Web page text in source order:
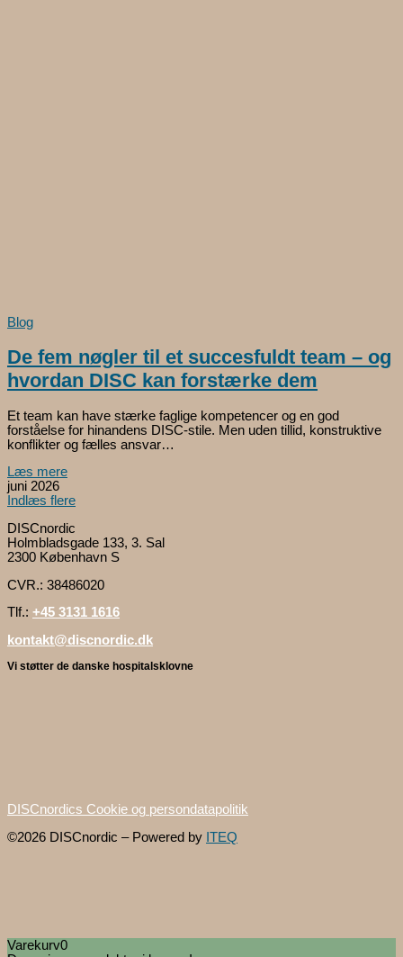
Blog
De fem nøgler til et succesfuldt team – og
hvordan DISC kan forstærke dem
Et team kan have stærke faglige kompetencer og en god
forståelse for hinandens DISC-stile. Men uden tillid, konstruktive
konflikter og fælles ansvar…
Læs mere
juni 2026
Indlæs flere
DISCnordic
Holmbladsgade 133, 3. Sal
2300 København S
CVR.: 38486020
Tlf.: +45 3131 1616
kontakt@discnordic.dk
Vi støtter de danske hospitalsklovne
DISCnordics Cookie og persondatapolitik
©2026 DISCnordic – Powered by ITEQ
Varekurv0